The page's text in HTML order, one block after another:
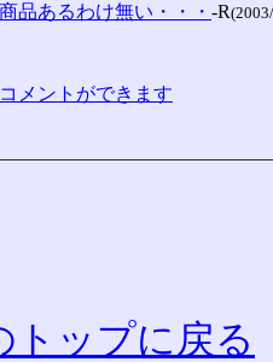
品あるわけ無い・・・ -R
コメントができます
ップに戻る